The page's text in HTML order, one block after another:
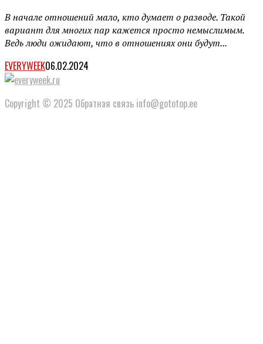
В начале отношений мало, кто думает о разводе. Такой
вариант для многих пар кажется просто немыслимым.
Ведь люди ожидают, что в отношениях они будут...
EVERYWEEK06.02.2024
Copyright © 2025 Обратная связь info@gototop.ee